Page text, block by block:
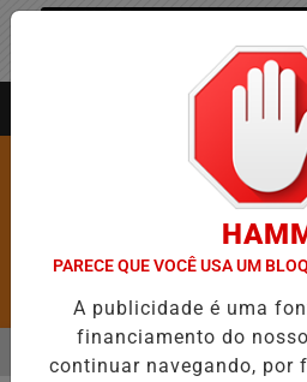
Pesquisar Notícia
PARECE QUE VOCÊ USA UM
A publicidade é uma
financiamento do
continuar navegando, por